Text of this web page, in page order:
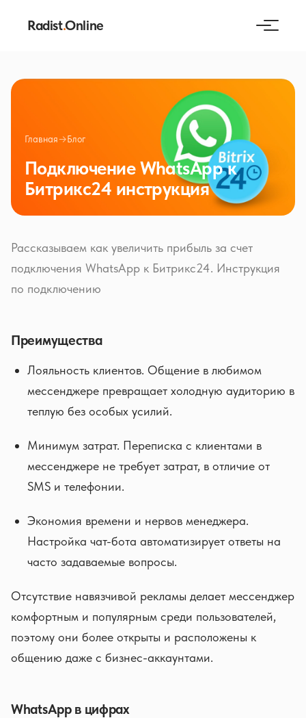
Radist.Online
Главная→Блог
Подключение WhatsApp к
Битрикс24 инструкция
Рассказываем как увеличить прибыль за счет
подключения WhatsApp к Битрикс24. Инструкция
по подключению
Преимущества
Лояльность клиентов. Общение в любимом
мессенджере превращает холодную аудиторию в
теплую без особых усилий.
Минимум затрат. Переписка с клиентами в
мессенджере не требует затрат, в отличие от
SMS и телефонии.
Экономия времени и нервов менеджера.
Настройка чат-бота автоматизирует ответы на
часто задаваемые вопросы.
Отсутствие навязчивой рекламы делает мессенджер
комфортным и популярным среди пользователей,
поэтому они более открыты и расположены к
общению даже с бизнес-аккаунтами.
WhatsApp в цифрах